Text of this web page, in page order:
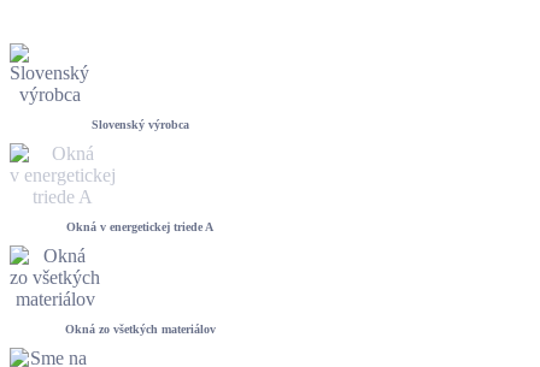
Slovenský výrobca
Okná v energetickej triede A
Okná zo všetkých materiálov